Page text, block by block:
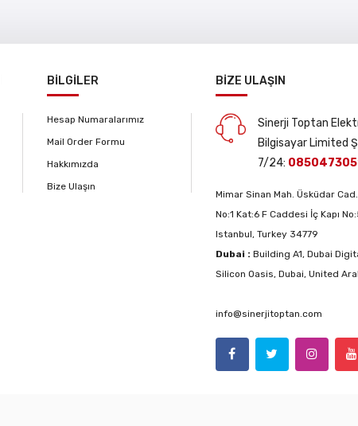
BİLGİLER
Hesap Numaralarımız
Mail Order Formu
Hakkımızda
Bize Ulaşın
BİZE ULAŞIN
Sinerji Toptan
Bilgisayar Limited
7/24:
Mimar Sinan Mah. Üsküdar
No:1 Kat:6 F Caddesi İç Kapı
Istanbul, Turkey 34779
Dubai : Building A1, Dubai
Silicon Oasis, Dubai, United
info@sinerjitoptan.com